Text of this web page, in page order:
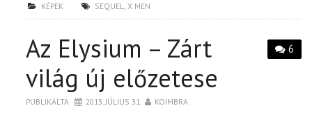
KÉPEK SEQUEL,X MEN
6
Az Elysium – Zárt
világ új előzetese
PUBLIKÁLTA 2013. JÚLIUS 31. KOIMBRA